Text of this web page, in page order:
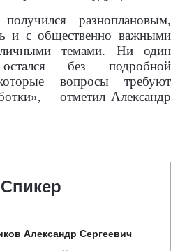
разноплановым,
и с общественно важными
темами. Ни один
без подробной
вопросы требуют
– отметил Александр
Спикер
Александр Сергеевич